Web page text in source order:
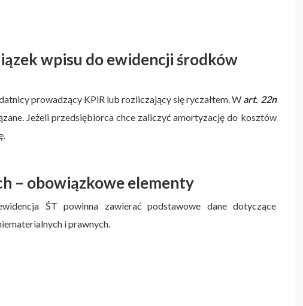
wpisu do ewidencji środków
prowadzący KPiR lub rozliczający się ryczałtem. W art. 22n
Jeżeli przedsiębiorca chce zaliczyć amortyzację do kosztów
– obowiązkowe elementy
ŚT powinna zawierać podstawowe dane dotyczące
i prawnych.